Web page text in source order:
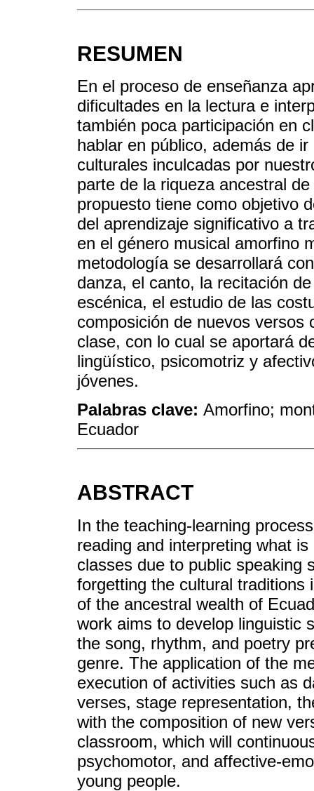
RESUMEN
En el proceso de enseñanza
dificultades en la lectura e
también poca participación en
hablar en público, además de
culturales inculcadas por
parte de la riqueza ancestral
propuesto tiene como objetivo
del aprendizaje significativo a
en el género musical amorfino
metodología se desarrollará
danza, el canto, la recitación
escénica, el estudio de las
composición de nuevos versos
clase, con lo cual se aportará
lingüístico, psicomotriz y
jóvenes.
Palabras clave: Amorfino;
Ecuador
ABSTRACT
In the teaching-learning
reading and interpreting what
classes due to public speaking
forgetting the cultural traditions
of the ancestral wealth of
work aims to develop linguistic
the song, rhythm, and poetry
genre. The application of the
execution of activities such as
verses, stage representation,
with the composition of new
classroom, which will
psychomotor, and affective-
young people.